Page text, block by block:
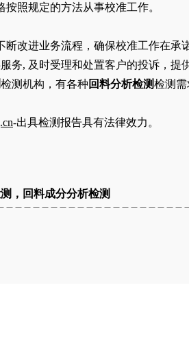
照规定的方法从事校准工作。
改进业务流程，确保校准工作在承
务, 及时受理和处置客户的投诉，提
检测机构，有各种 回料分析检测检测需
-出具检测报告具有法律效力。
，回料成分分析检测